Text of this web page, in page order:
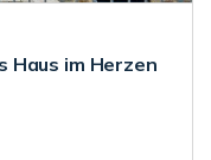
Haus im Herzen